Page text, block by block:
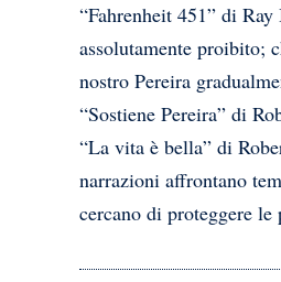
“Fahrenheit 451” di
assolutamente proibito;
nostro Pereira
“Sostiene Pereira” di
“La vita è bella” di
narrazioni affrontano
cercano di proteggere